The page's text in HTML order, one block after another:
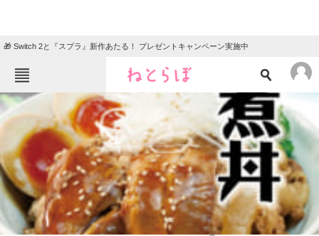
🎁 Switch 2と『スプラ』新作あたる！ プレゼントキャンペーン実施中
ねとらぼメニュー
TOP ニュース
エンタメ クイズ
グルメ 地域
住まい 教育・育児
動物 リサーチ